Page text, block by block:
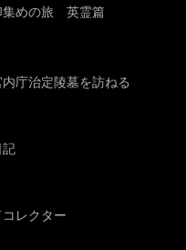
集めの旅 英霊篇
庁治定陵墓を訪ねる
記
レクター